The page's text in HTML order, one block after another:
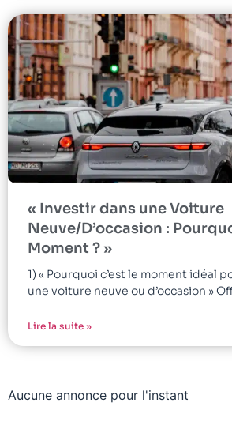
« Investir dans une Voiture
Neuve/D’occasion :
Moment ? »
1) « Pourquoi c’est le moment idéal
une voiture neuve ou d’occasion »
Lire la suite »
Aucune annonce pour l'instant